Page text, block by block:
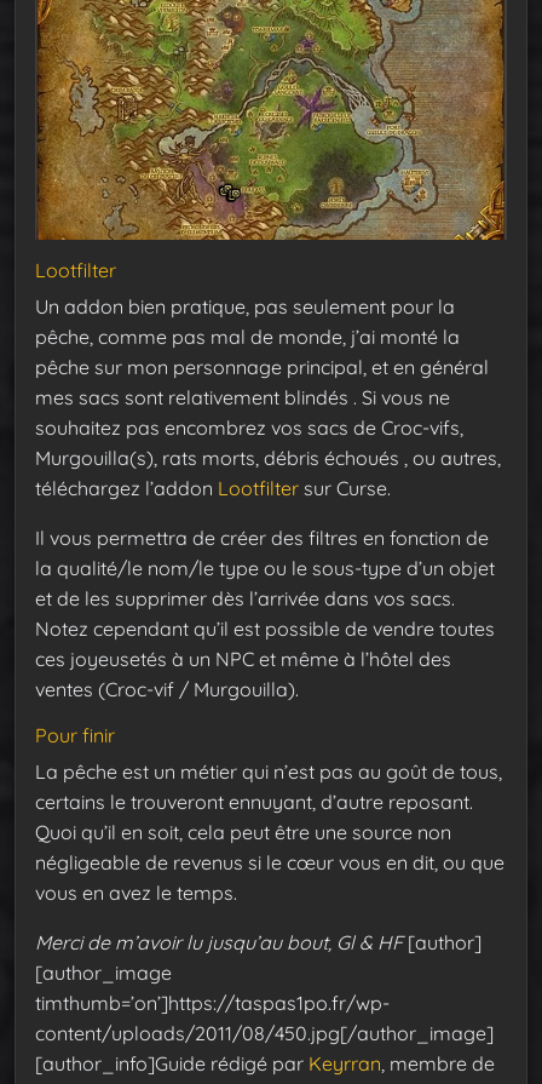
Lootfilter
Un addon bien pratique, pas seulement pour la
pêche, comme pas mal de monde, j’ai monté la
pêche sur mon personnage principal, et en général
mes sacs sont relativement blindés . Si vous ne
souhaitez pas encombrez vos sacs de Croc-vifs,
Murgouilla(s), rats morts, débris échoués , ou autres,
téléchargez l’addon Lootfilter sur Curse.
Il vous permettra de créer des filtres en fonction de
la qualité/le nom/le type ou le sous-type d’un objet
et de les supprimer dès l’arrivée dans vos sacs.
Notez cependant qu’il est possible de vendre toutes
ces joyeusetés à un NPC et même à l’hôtel des
ventes (Croc-vif / Murgouilla).
Pour finir
La pêche est un métier qui n’est pas au goût de tous,
certains le trouveront ennuyant, d’autre reposant.
Quoi qu’il en soit, cela peut être une source non
négligeable de revenus si le cœur vous en dit, ou que
vous en avez le temps.
Merci de m’avoir lu jusqu’au bout, Gl & HF[author]
[author_image
timthumb=’on’]https://taspas1po.fr/wp-
content/uploads/2011/08/450.jpg[/author_image]
[author_info]Guide rédigé par Keyrran, membre de